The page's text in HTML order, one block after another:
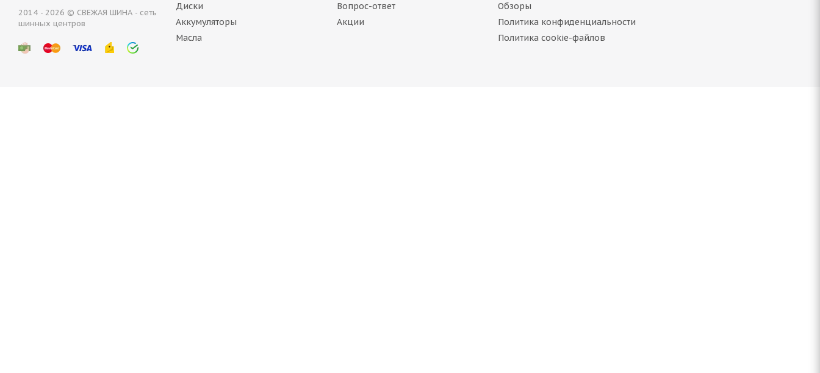
ARIVO Traverso ARV H/T 225/60 R18 104H
2014 - 2026 © СВЕЖАЯ ШИНА - сеть
шинных центров
Диски
Аккумуляторы
Масла
Вопрос-ответ
Акции
Обзоры
Политика конфиденциальности
Политика cookie-файлов